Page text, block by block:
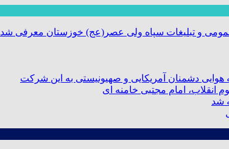
و تبلیغات سپاه ولی عصر(عج) خوزستان معرفی شد
دشمنان آمریکایی و صهیونیستی به این شرکت
انقلاب، امام مجتبی خامنه ای
شد